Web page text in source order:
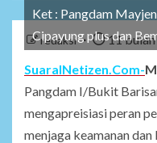
redaksi 11 bulan
Ket : Pangdam
Cipayung plus dan
SuaraINetizen.Com-
Pangdam I/Bukit
mengapreisiasi peran
menjaga keamanan